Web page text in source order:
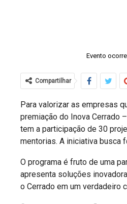
Evento
Compartilhar
Para valorizar as empresas
premiação do Inova Cerrado
tem a participação de 30
mentorias. A iniciativa busca
O programa é fruto de uma
apresenta soluções
o Cerrado em um verdadeiro